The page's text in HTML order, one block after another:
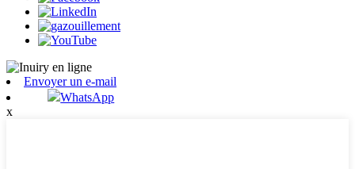
Envoyer un e-mail
WhatsApp
x